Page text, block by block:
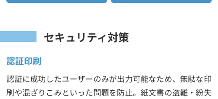
セキュリティ対策
認証印刷
認証に成功したユーザーのみが出力可能なため、無駄な印
刷や混ざりこみといった問題を防止。紙文書の盗難・紛失